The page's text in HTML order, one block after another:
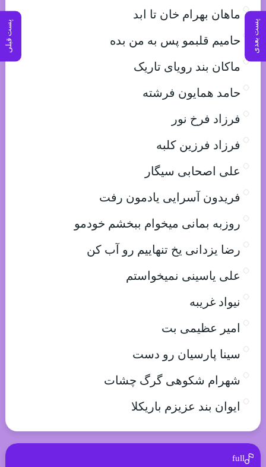
پست بعدی پست قبلی
ماهان بهرام خان تا ابد
حامیم قلبمو پس به من بده
ماکان بند رویای تاریک
حامد همایون فرشته
فرزاد فرخ نور
فرزاد فرزین کلبه
علی اصحابی سیگار
فریدون آسرایی یادمون رفت
روزبه بمانی میخوام ببخشم خودمو
رضا یزدانی یخ تنهاییم رو آب کن
علی یاسینی نمیخواستم
نیواد غریبه
امیر عظیمی بت
سینا پارسیان رو دست
شهرام شکوهی گرگ چشات
ایوان بند عزیزم باریکلا
full